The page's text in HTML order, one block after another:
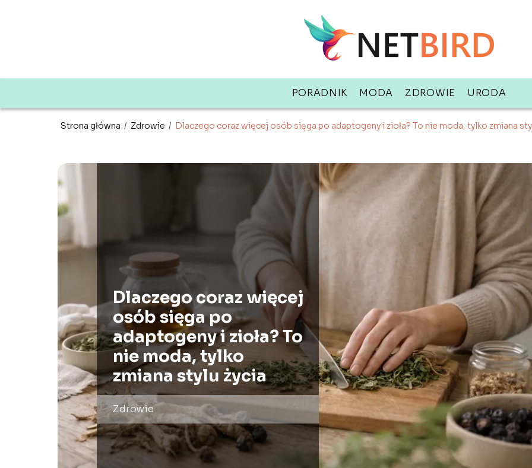
PORADNIK MODA ZDROWIE URODA
Strona główna / Zdrowie / Dlaczego coraz więcej osób sięga po adaptogeny i zioła? To nie moda, tylko zmiana
Dlaczego coraz więcej
osób sięga po
adaptogeny i zioła? To
nie moda, tylko
zmiana stylu życia
Zdrowie